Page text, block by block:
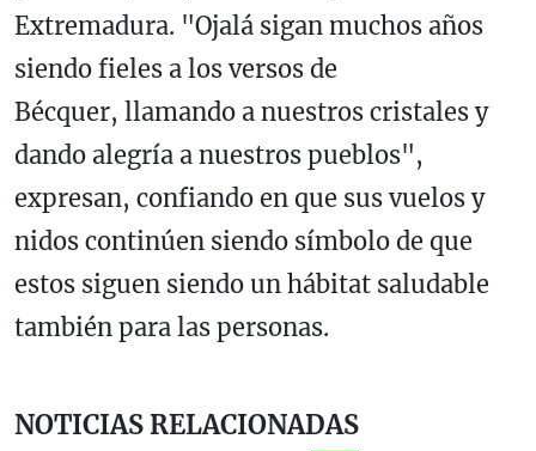
Extremadura. "Ojalá sigan muchos años
siendo fieles a los versos de
Bécquer, llamando a nuestros cristales y
dando alegría a nuestros pueblos",
expresan, confiando en que sus vuelos y
nidos continúen siendo símbolo de que
estos siguen siendo un hábitat saludable
también para las personas.
NOTICIAS RELACIONADAS